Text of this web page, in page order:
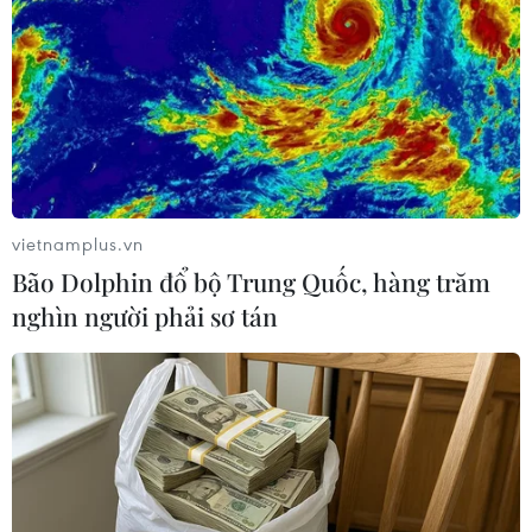
#Bộ Tư lệnh vùng 2 Hải quân
Theo dõi VietnamPlus
TIN LIÊN QUAN
vietnamplus.vn
Bão Dolphin đổ bộ Trung Quốc, hàng trăm
nghìn người phải sơ tán